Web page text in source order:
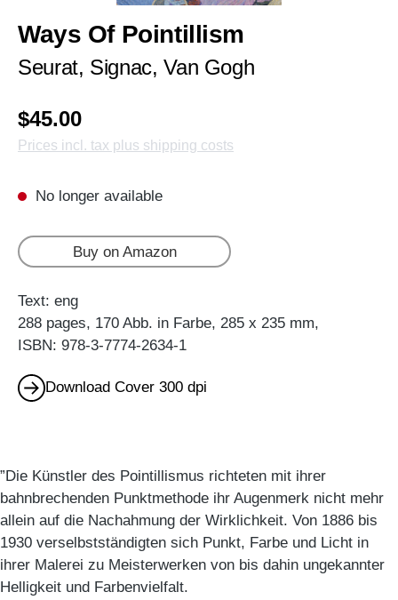
Ways Of Pointillism
Seurat, Signac, Van Gogh
$45.00
Prices incl. tax plus shipping costs
No longer available
Buy on Amazon
Text: eng
288 pages, 170 Abb. in Farbe, 285 x 235 mm,
ISBN: 978-3-7774-2634-1
Download Cover 300 dpi
”Die Künstler des Pointillismus richteten mit ihrer
bahnbrechenden Punktmethode ihr Augenmerk nicht mehr
allein auf die Nachahmung der Wirklichkeit. Von 1886 bis
1930 verselbstständigten sich Punkt, Farbe und Licht in
ihrer Malerei zu Meisterwerken von bis dahin ungekannter
Helligkeit und Farbenvielfalt.